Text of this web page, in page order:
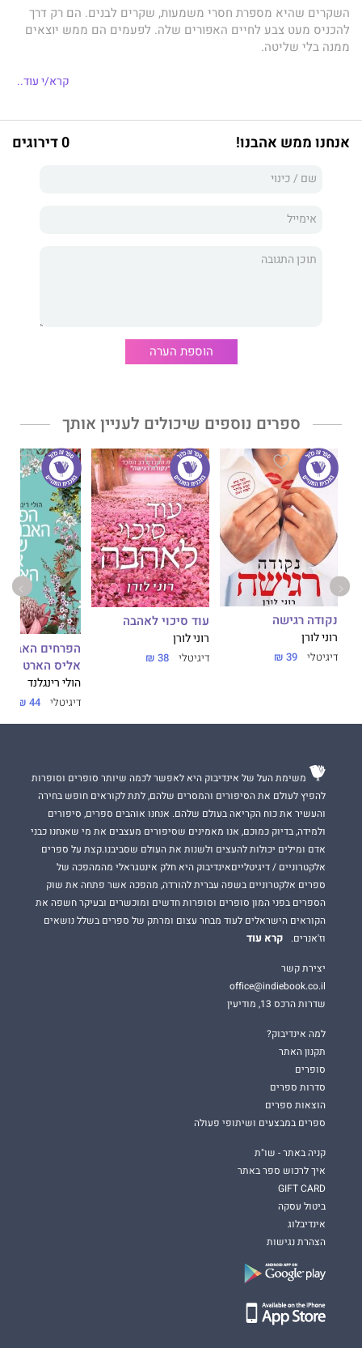
השקרים שהיא מספרת חסרי משמעות, שקרים לבנים. הם רק דרך
להכניס מעט צבע לחיים האפורים שלה. לפעמים הם ממש יוצאים
ממנה בלי שליטה.
זה מה שקורה יום אחד בפארק, כשהיא רואה ילדה בוכה ואת
אביה(המושך מאד) מנסה לנחם אותה. סלואן ניגשת אליהם והשקר
הילדה, ועד מהרה היא נעשית חלק בלתי נפרד מחייהם של בני
מקנאה בה כל כך, בני הזוג מסתירים סודות אפלים, סבוכים ומסוכנים
קרא/י עוד..
אנחנו ממש אהבנו! 0 דירוגים
הוספת הערה
ספרים נוספים שיכולים לעניין אותך
נקודה רגישה
רוני לורן
דיגיטלי 39 ₪
עוד סיכוי לאהבה
רוני לורן
דיגיטלי 38 ₪
הפרחים
אליס הארט
הולי רינגלנד
דיגיטלי 44 ₪
משימת העל של אינדיבוק היא לאפשר לכמה שיותר סופרים וסופרות
להפיץ לעולם את הסיפורים והמסרים שלהם, לתת לקוראים חופש בחירה
והעשיר את כוח הקריאה בעולם שלהם. אנחנו אוהבים ספרים, סיפורים
ולמידה, בדיוק כמוכם, אנו מאמינים שסיפורים מעצבים את מי שאנחנו כבני
אדם ומילים יכולות להעצים ולשנות את העולם שסביבנו.קצת על ספרים
אלקטרוניים / דיגיטלייםאינדיבוק היא חלק אינטגראלי מהמהפכה של
ספרים אלקטרוניים בשפה עברית להורדה, מהפכה אשר פתחה את שוק
הספרים בפני המון סופרים וסופרות חדשים ומוכשרים ובעיקר חשפה את
הקוראים הישראלים לעוד מבחר עצום ומרתק של ספרים בשלל נושאים
וז'אנרים.
קרא עוד
יצירת קשר
office@indiebook.co.il
שדרות הרכס 13, מודיעין
למה אינדיבוק?
תקנון האתר
סופרים
סדרות ספרים
הוצאות ספרים
ספרים במבצעים ושיתופי פעולה
קניה באתר - שו"ת
איך לרכוש ספר באתר
GIFT CARD
ביטול עסקה
אינדיבלוג
הצהרת נגישות